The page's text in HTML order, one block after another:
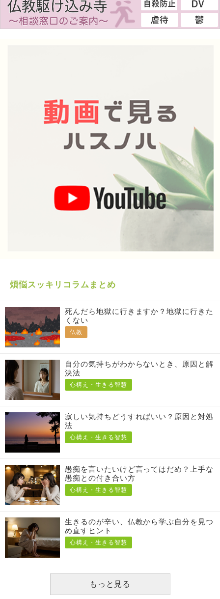
煩悩スッキリコラムまとめ
死んだら地獄に行きますか？地獄に行きた
くない
仏教
自分の気持ちがわからないとき、原因と解
決法
心構え・生きる智慧
寂しい気持ちどうすればいい？原因と対処
法
心構え・生きる智慧
愚痴を言いたいけど言ってはだめ？上手な
愚痴との付き合い方
心構え・生きる智慧
生きるのが辛い、仏教から学ぶ自分を見つ
め直すヒント
心構え・生きる智慧
もっと見る